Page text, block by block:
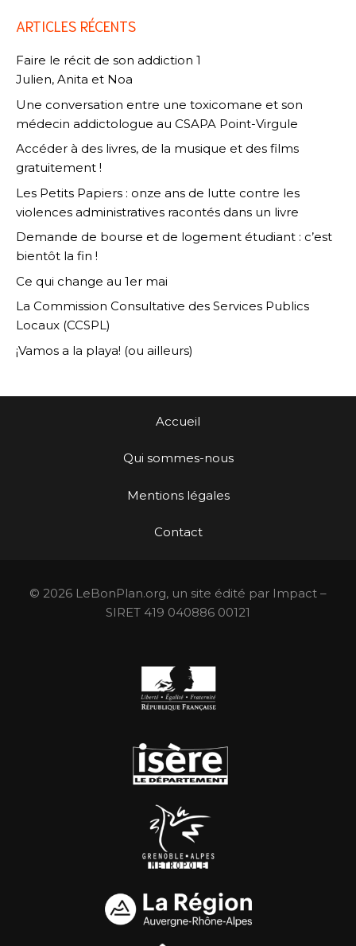
ARTICLES RÉCENTS
Faire le récit de son addiction 1
Julien, Anita et Noa
Une conversation entre une toxicomane et son
médecin addictologue au CSAPA Point-Virgule
Accéder à des livres, de la musique et des films
gratuitement !
Les Petits Papiers : onze ans de lutte contre les
violences administratives racontés dans un livre
Demande de bourse et de logement étudiant : c’est
bientôt la fin !
Ce qui change au 1er mai
La Commission Consultative des Services Publics
Locaux (CCSPL)
¡Vamos a la playa! (ou ailleurs)
Accueil
Qui sommes-nous
Mentions légales
Contact
© 2026 LeBonPlan.org, un site édité par Impact –
SIRET 419 040886 00121